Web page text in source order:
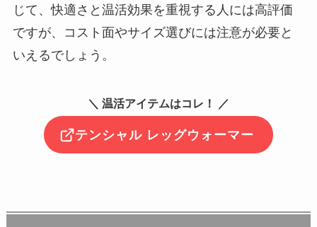
じて、快適さと温活効果を重視する人には高評価
ですが、コスト面やサイズ選びには注意が必要と
いえるでしょう。
＼ 温活アイテムはコレ！ ／
テンシャル レッグウォーマー